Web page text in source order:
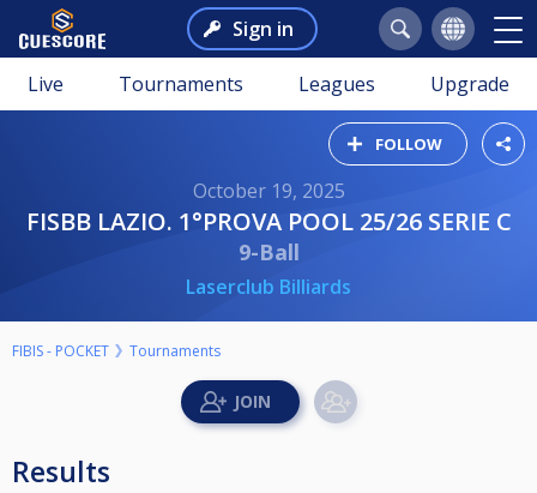
Sign in
Live Tournaments Leagues Upgrade
FOLLOW
October 19, 2025
FISBB LAZIO. 1°PROVA POOL 25/26 SERIE C
9-Ball
Laserclub Billiards
FIBIS - POCKET Tournaments
Results